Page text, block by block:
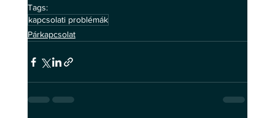
Tags:
kapcsolati problémák
Párkapcsolat